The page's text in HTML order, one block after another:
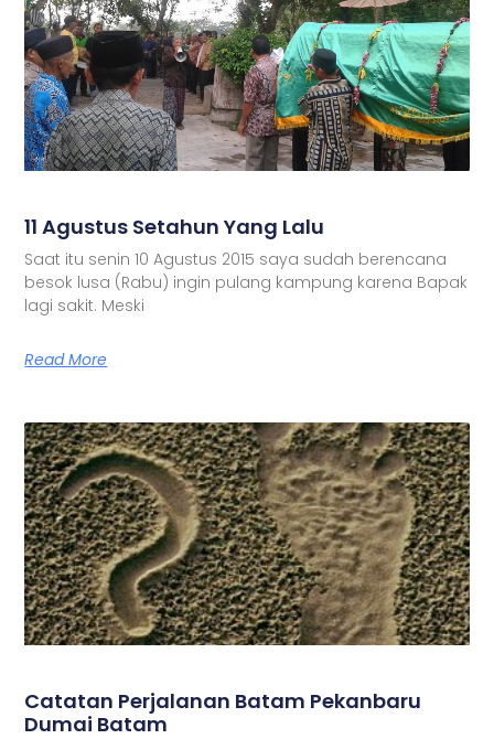
11 Agustus Setahun Yang Lalu
Saat itu senin 10 Agustus 2015 saya sudah berencana
besok lusa (Rabu) ingin pulang kampung karena Bapak
lagi sakit. Meski
Read More
Catatan Perjalanan Batam Pekanbaru
Dumai Batam